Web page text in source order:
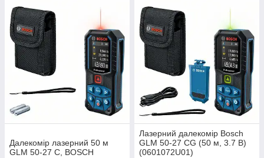
Далекомір лазерний 50 м
GLM 50-27 C, BOSCH
Лазерний далекомір Bosch
GLM 50-27 CG (50 м, 3.7 В)
(0601072U01)